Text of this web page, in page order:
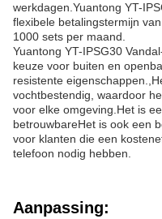
werkdagen.Yuantong YT-
flexibele betalingstermijn
1000 sets per maand.
Yuantong YT-IPSG30
keuze voor buiten en
resistente
vochtbestendig, waardoor
voor elke omgeving.Het is
betrouwbareHet is ook een
voor klanten die een
telefoon nodig hebben.
Aanpassing: